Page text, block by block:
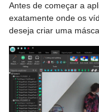
Antes de começar a
exatamente onde os
deseja criar uma